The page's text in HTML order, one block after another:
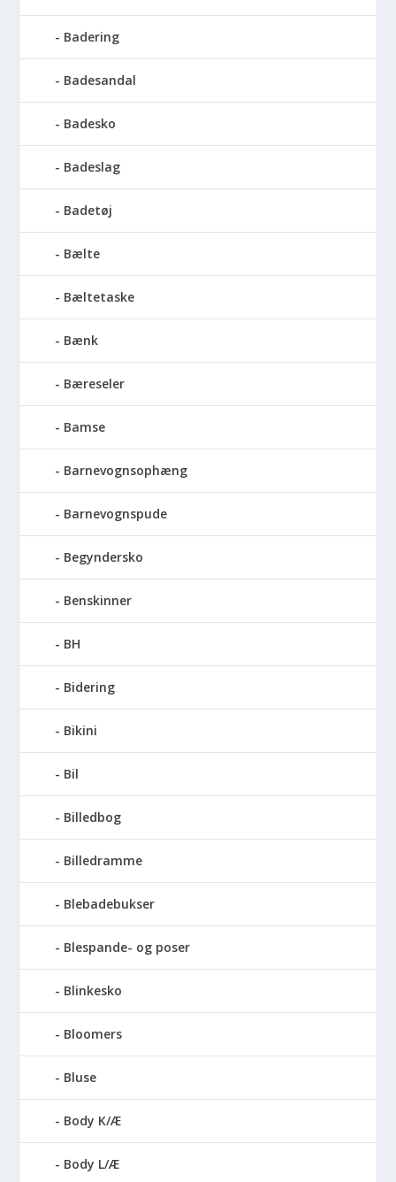
Badering
Badesandal
Badesko
Badeslag
Badetøj
Bælte
Bæltetaske
Bænk
Bæreseler
Bamse
Barnevognsophæng
Barnevognspude
Begyndersko
Benskinner
BH
Bidering
Bikini
Bil
Billedbog
Billedramme
Blebadebukser
Blespande- og poser
Blinkesko
Bloomers
Bluse
Body K/Æ
Body L/Æ